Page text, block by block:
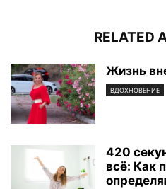
RELATED
Жизнь
ВДОХНОВЕНИЕ
420
всё: Как